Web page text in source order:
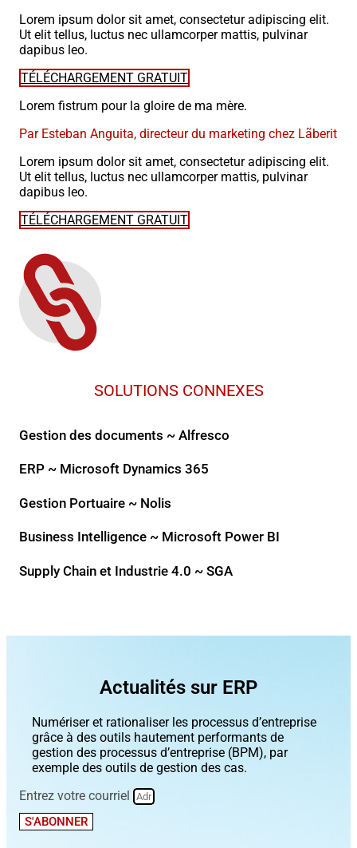
Lorem ipsum dolor sit amet, consectetur adipiscing elit.
Ut elit tellus, luctus nec ullamcorper mattis, pulvinar
dapibus leo.
TÉLÉCHARGEMENT GRATUIT
Lorem fistrum pour la gloire de ma mère.
Par Esteban Anguita, directeur du marketing chez Lãberit
Lorem ipsum dolor sit amet, consectetur adipiscing elit.
Ut elit tellus, luctus nec ullamcorper mattis, pulvinar
dapibus leo.
TÉLÉCHARGEMENT GRATUIT
SOLUTIONS CONNEXES
Gestion des documents ~ Alfresco
ERP ~ Microsoft Dynamics 365
Gestion Portuaire ~ Nolis
Business Intelligence ~ Microsoft Power BI
Supply Chain et Industrie 4.0 ~ SGA
Actualités sur ERP
Numériser et rationaliser les processus d’entreprise
grâce à des outils hautement performants de
gestion des processus d’entreprise (BPM), par
exemple des outils de gestion des cas.
Entrez votre courriel
S'ABONNER